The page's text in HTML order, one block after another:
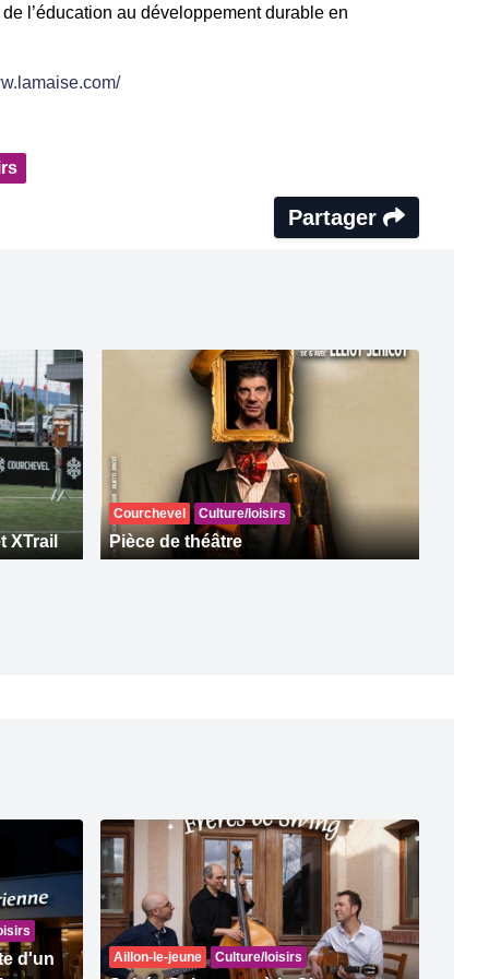
l’éducation au développement durable en
Partager
XTrail
Courchevel Culture/loisirs
Pièce de théâtre
d'un
Aillon-le-jeune Culture/loisirs